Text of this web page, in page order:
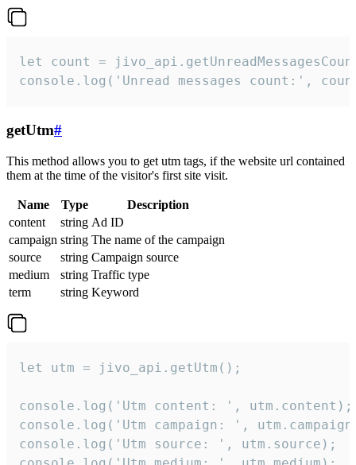
let count =
console.log('Unread messages count:',
getUtm#
This method allows you to get utm tags, if the website url contained
them at the time of the visitor's first site visit.
Name Type
Description
content
string Ad ID
campaign string The name of the campaign
source
string Campaign source
medium
string Traffic type
term
string Keyword
let utm = jivo_api.getUtm();
console.log('Utm content: ', utm.content);
console.log('Utm campaign: ',
console.log('Utm source: ', utm.source);